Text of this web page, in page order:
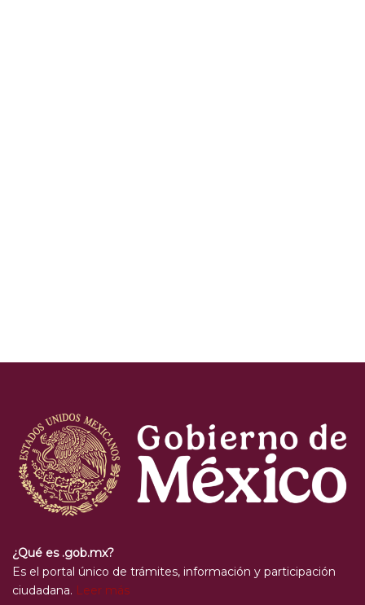
¿Qué es .gob.mx?
Es el portal único de trámites, información y participación
ciudadana. Leer más